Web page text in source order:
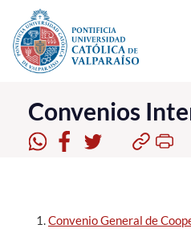
Click acá para ir directamente al
La Universidad
Investigación, Creación e
Convenios
Convenio General de